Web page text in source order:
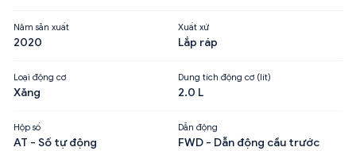
Năm sản xuất
2020
Xuất xứ
Lắp ráp
Loại động cơ
Xăng
Dung tích động cơ (lít)
2.0 L
Hộp số
AT - Số tự động
Dẫn động
FWD - Dẫn động cầu trước